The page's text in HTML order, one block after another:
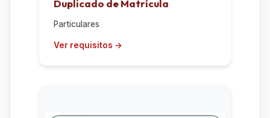
Duplicado de Matrícula
Particulares